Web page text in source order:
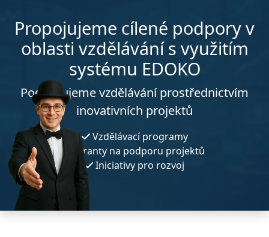
Propojujeme cílené podpory v
oblasti vzdělávání s využitím
systému EDOKO
Podporujeme vzdělávání prostřednictvím
inovativních projektů
Vzdělávací programy
Granty na podporu projektů
Iniciativy pro rozvoj